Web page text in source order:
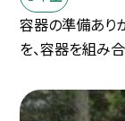
容器の準備あり
を、容器を組み